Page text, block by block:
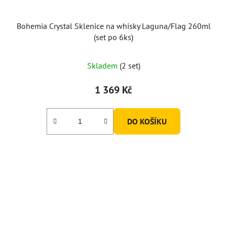
Bohemia Crystal Sklenice na whisky Laguna/Flag 260ml
(set po 6ks)
Skladem (2 set)
1 369 Kč
DO KOŠÍKU